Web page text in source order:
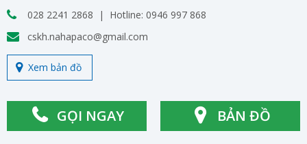
028 2241 2868 | Hotline: 0946 997 868
cskh.nahapaco@gmail.com
Xem bản đồ
GỌI NGAY BẢN ĐỒ